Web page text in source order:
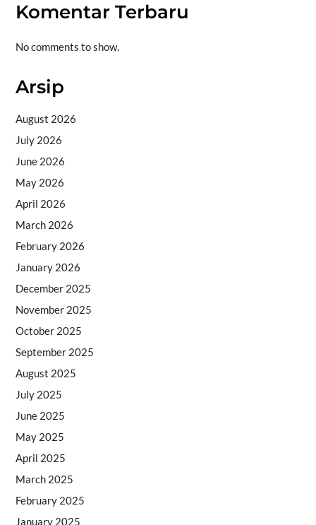
Komentar Terbaru
No comments to show.
Arsip
August 2026
July 2026
June 2026
May 2026
April 2026
March 2026
February 2026
January 2026
December 2025
November 2025
October 2025
September 2025
August 2025
July 2025
June 2025
May 2025
April 2025
March 2025
February 2025
January 2025